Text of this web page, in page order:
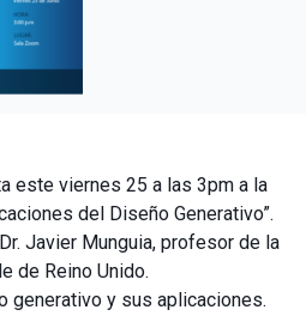
este viernes 25 a las 3pm a la
del Diseño Generativo”.
Javier Munguia, profesor de la
de Reino Unido.
generativo y sus aplicaciones.